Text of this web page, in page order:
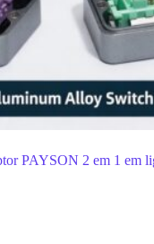
PAYSON 2 em 1 em